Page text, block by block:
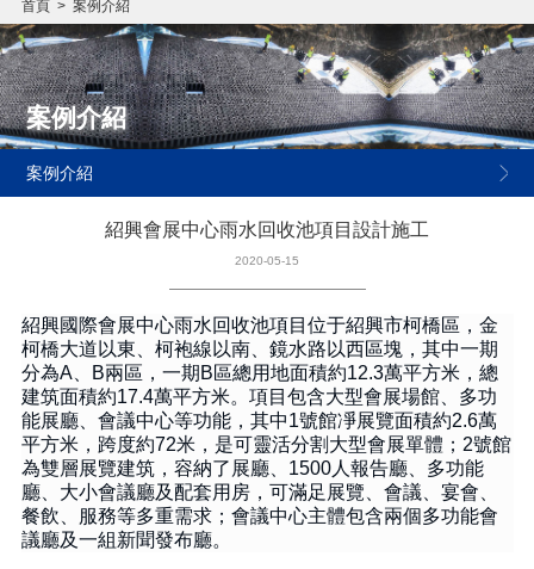
首頁> 案例介紹
案例介紹
案例介紹
紹興會展中心雨水回收池項目設計施工
2020-05-15
紹興國際會展中心雨水回收池項目 位于紹興市柯橋區，金
柯橋大道以東、柯袍線以南、鏡水路以西區塊，其中一期
分為A、 B兩區，一期 B區總用地面積約12.3萬平方米，總
建筑面積約17.4萬平方米。項目包含大型會展場館、多功
能展廳、會議中心等功能，其中1號館凈展覽面積約2.6萬
平方米，跨度約72米，是可靈活分割大型會展單體； 2號館
為雙層展覽建筑，容納了展廳、 1500人報告廳、多功能
廳、大小會議廳及配套用房，可滿足展覽、會議、宴會、
餐飲、服務等多重需求；會議中心主體包含兩個多功能會
議廳及一組新聞發布廳。